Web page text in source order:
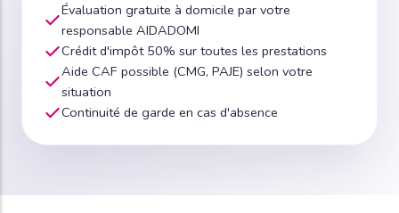
Évaluation gratuite à domicile par votre
responsable AIDADOMI
Crédit d'impôt 50% sur toutes les prestations
Aide CAF possible (CMG, PAJE) selon votre
situation
Continuité de garde en cas d'absence